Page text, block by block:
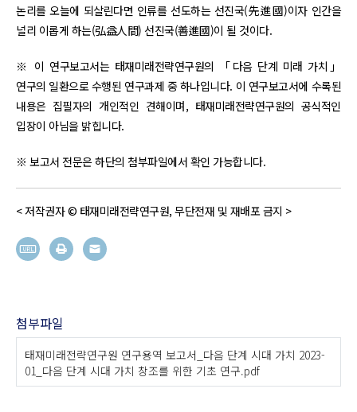
논리를 오늘에 되살린다면 인류를 선도하는 선진국(先進國)이자 인간을
널리 이롭게 하는(弘益人間) 선진국(善進國)이 될 것이다.
※ 이 연구보고서는 태재미래전략연구원의 「다음 단계 미래 가치」
연구의 일환으로 수행된 연구과제 중 하나입니다. 이 연구보고서에 수록된
내용은 집필자의 개인적인 견해이며, 태재미래전략연구원의 공식적인
입장이 아님을 밝힙니다.
※ 보고서 전문은 하단의 첨부파일에서 확인 가능합니다.
< 저작권자 © 태재미래전략연구원, 무단전재 및 재배포 금지 >
첨부파일
태재미래전략연구원 연구용역 보고서_다음 단계 시대 가치 2023-
01_다음 단계 시대 가치 창조를 위한 기초 연구.pdf